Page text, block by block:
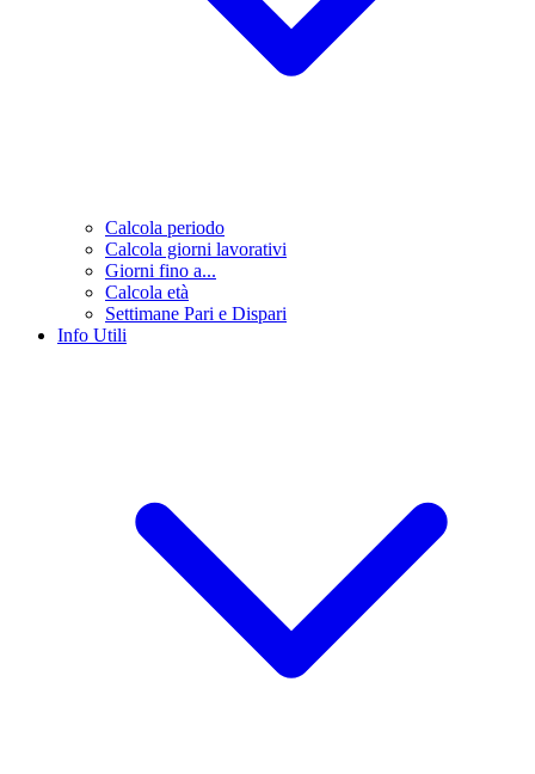
Calcola periodo
Calcola giorni lavorativi
Giorni fino a...
Calcola età
Settimane Pari e Dispari
Info Utili